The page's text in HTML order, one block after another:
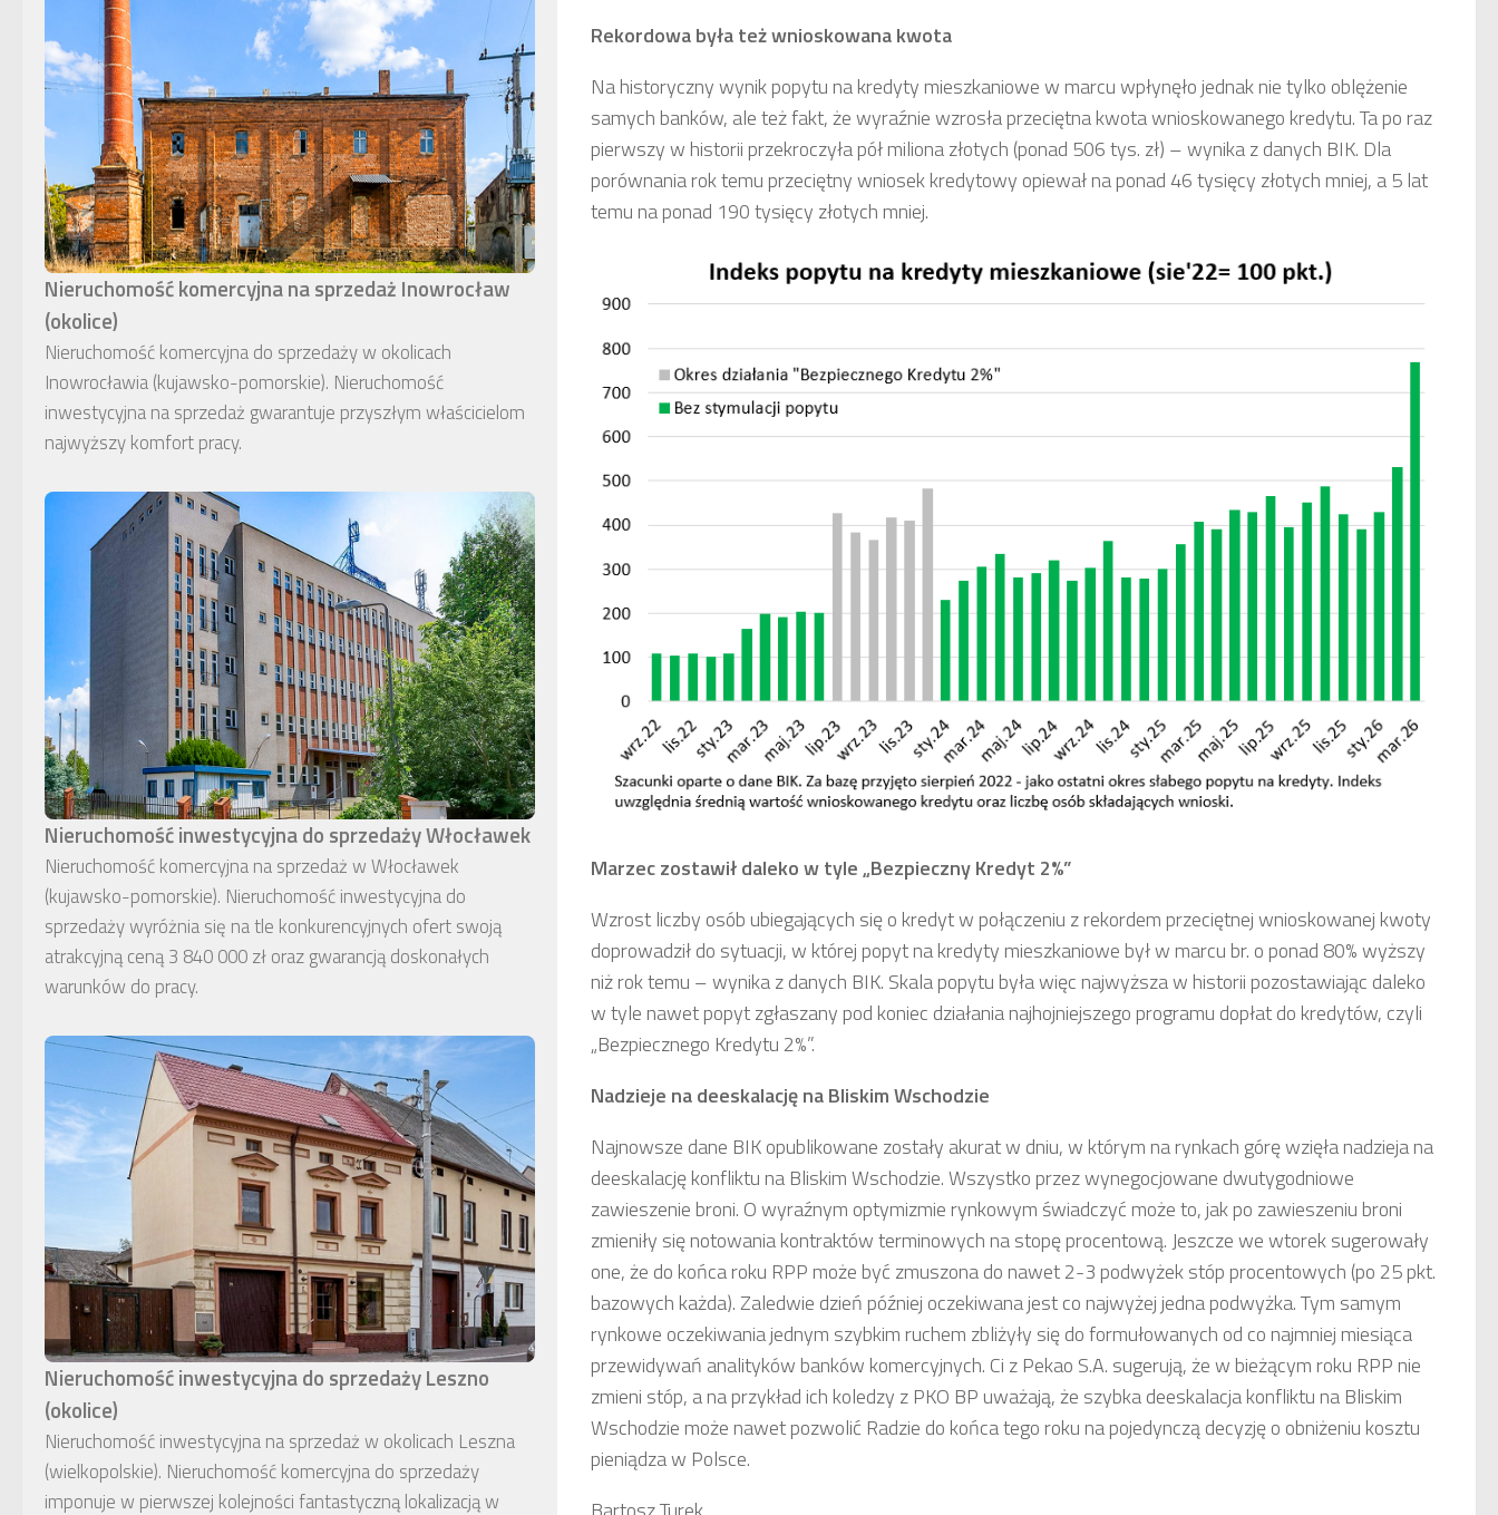
Rekordowa była też wnioskowana kwota
Na historyczny wynik popytu na kredyty mieszkaniowe w marcu wpłynęło jednak nie tylko oblężenie
samych banków, ale też fakt, że wyraźnie wzrosła przeciętna kwota wnioskowanego kredytu. Ta po raz
pierwszy w historii przekroczyła pół miliona złotych (ponad 506 tys. zł) – wynika z danych BIK. Dla
porównania rok temu przeciętny wniosek kredytowy opiewał na ponad 46 tysięcy złotych mniej, a 5 lat
temu na ponad 190 tysięcy złotych mniej.
Marzec zostawił daleko w tyle „Bezpieczny Kredyt 2%”
Wzrost liczby osób ubiegających się o kredyt w połączeniu z rekordem przeciętnej wnioskowanej kwoty
doprowadził do sytuacji, w której popyt na kredyty mieszkaniowe był w marcu br. o ponad 80% wyższy
niż rok temu – wynika z danych BIK. Skala popytu była więc najwyższa w historii pozostawiając daleko
w tyle nawet popyt zgłaszany pod koniec działania najhojniejszego programu dopłat do kredytów, czyli
„Bezpiecznego Kredytu 2%”.
Nadzieje na deeskalację na Bliskim Wschodzie
Najnowsze dane BIK opublikowane zostały akurat w dniu, w którym na rynkach górę wzięła nadzieja na
deeskalację konfliktu na Bliskim Wschodzie. Wszystko przez wynegocjowane dwutygodniowe
zawieszenie broni. O wyraźnym optymizmie rynkowym świadczyć może to, jak po zawieszeniu broni
zmieniły się notowania kontraktów terminowych na stopę procentową. Jeszcze we wtorek sugerowały
one, że do końca roku RPP może być zmuszona do nawet 2-3 podwyżek stóp procentowych (po 25 pkt.
bazowych każda). Zaledwie dzień później oczekiwana jest co najwyżej jedna podwyżka. Tym samym
rynkowe oczekiwania jednym szybkim ruchem zbliżyły się do formułowanych od co najmniej miesiąca
przewidywań analityków banków komercyjnych. Ci z Pekao S.A. sugerują, że w bieżącym roku RPP nie
zmieni stóp, a na przykład ich koledzy z PKO BP uważają, że szybka deeskalacja konfliktu na Bliskim
Wschodzie może nawet pozwolić Radzie do końca tego roku na pojedynczą decyzję o obniżeniu kosztu
pieniądza w Polsce.
Nieruchomość komercyjna na sprzedaż Inowrocław
(okolice)
Nieruchomość komercyjna do sprzedaży w okolicach
Inowrocławia (kujawsko-pomorskie). Nieruchomość
inwestycyjna na sprzedaż gwarantuje przyszłym właścicielom
najwyższy komfort pracy.
Nieruchomość inwestycyjna do sprzedaży Włocławek
Nieruchomość komercyjna na sprzedaż w Włocławek
(kujawsko-pomorskie). Nieruchomość inwestycyjna do
sprzedaży wyróżnia się na tle konkurencyjnych ofert swoją
atrakcyjną ceną 3 840 000 zł oraz gwarancją doskonałych
warunków do pracy.
Nieruchomość inwestycyjna do sprzedaży Leszno
(okolice)
Nieruchomość inwestycyjna na sprzedaż w okolicach Leszna
(wielkopolskie). Nieruchomość komercyjna do sprzedaży
imponuje w pierwszej kolejności fantastyczną lokalizacją w